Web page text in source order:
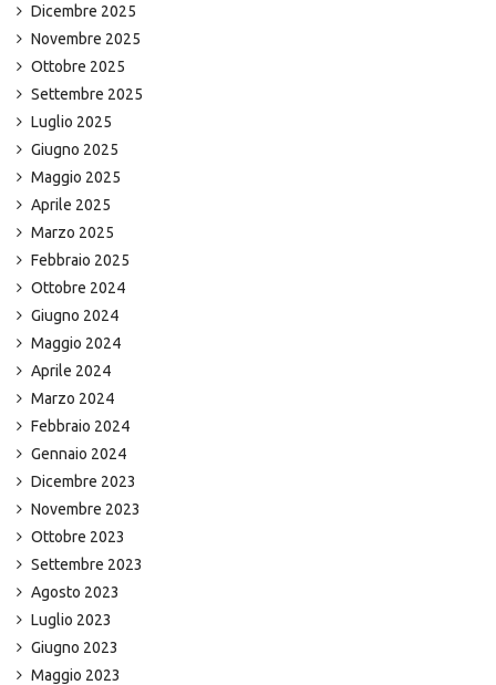
Dicembre 2025
Novembre 2025
Ottobre 2025
Settembre 2025
Luglio 2025
Giugno 2025
Maggio 2025
Aprile 2025
Marzo 2025
Febbraio 2025
Ottobre 2024
Giugno 2024
Maggio 2024
Aprile 2024
Marzo 2024
Febbraio 2024
Gennaio 2024
Dicembre 2023
Novembre 2023
Ottobre 2023
Settembre 2023
Agosto 2023
Luglio 2023
Giugno 2023
Maggio 2023